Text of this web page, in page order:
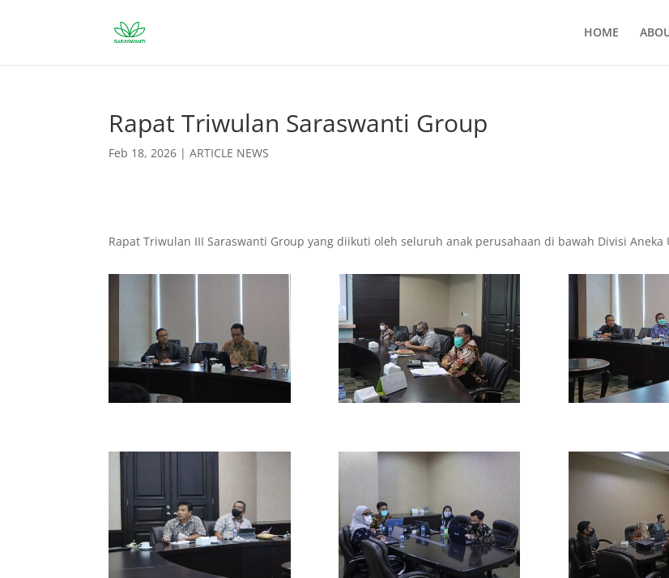
HOME
Rapat Triwulan Saraswanti Group
Feb 18, 2026 |ARTICLE NEWS
Rapat Triwulan III Saraswanti Group yang diikuti oleh seluruh anak perusahaan di bawah Divisi Aneka